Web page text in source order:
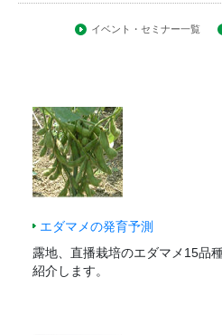
イベント・セミナー一覧
エダマメの発育予測
露地、直播栽培のエダマメ15品
紹介します。